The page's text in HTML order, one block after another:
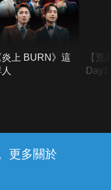
更多關於
炎上 BURN》這
【荒